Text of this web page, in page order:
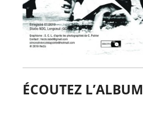
ÉCOUTEZ L’ALBUM